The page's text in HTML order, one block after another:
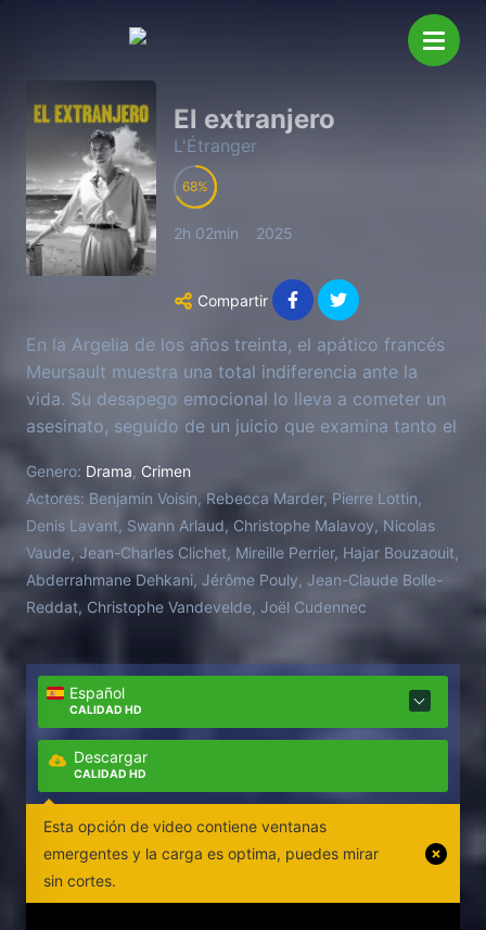
El extranjero
L'Étranger
68
2h 02min 2025
Compartir
En la Argelia de los años treinta, el apático francés
Meursault muestra una total indiferencia ante la
vida. Su desapego emocional lo lleva a cometer un
asesinato, seguido de un juicio que examina tanto el
Genero: Drama, Crimen
Actores: Benjamin Voisin, Rebecca Marder, Pierre Lottin,
Denis Lavant, Swann Arlaud, Christophe Malavoy, Nicolas
Vaude, Jean-Charles Clichet, Mireille Perrier, Hajar Bouzaouit,
Abderrahmane Dehkani, Jérôme Pouly, Jean-Claude Bolle-
Reddat, Christophe Vandevelde, Joël Cudennec
Español
CALIDAD HD
Descargar
CALIDAD HD
Esta opción de video contiene ventanas
emergentes y la carga es optima, puedes mirar
sin cortes.